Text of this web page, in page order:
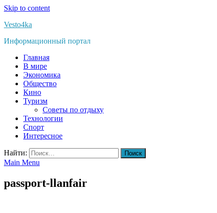
Skip to content
Vesto4ka
Информационный портал
Главная
В мире
Экономика
Общество
Кино
Туризм
Советы по отдыху
Технологии
Спорт
Интересное
Найти:
Main Menu
passport-llanfair